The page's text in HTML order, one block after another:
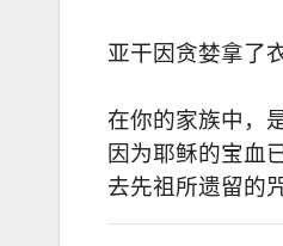
亚干因贪婪拿了
在你的家族中，
因为耶稣的宝血
去先祖所遗留的